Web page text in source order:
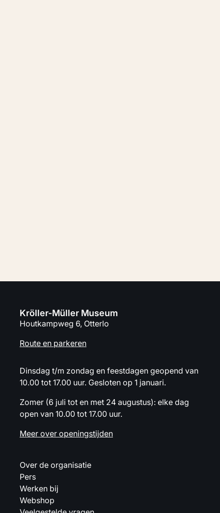
Kröller-Müller Museum
Houtkampweg 6, Otterlo
Route en parkeren
Dinsdag t/m zondag en feestdagen geopend van
10.00 tot 17.00 uur. Gesloten op 1 januari.
Zomer (6 juli tot en met 24 augustus): elke dag
open van 10.00 tot 17.00 uur.
Meer over openingstijden
Over de organisatie
Pers
Werken bij
Webshop